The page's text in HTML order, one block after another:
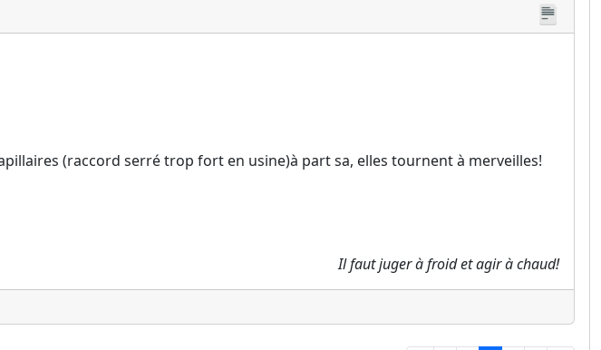
(raccord serré trop fort en usine)à part sa, elles tournent à merveilles!
Il faut juger à froid et agir à chaud!